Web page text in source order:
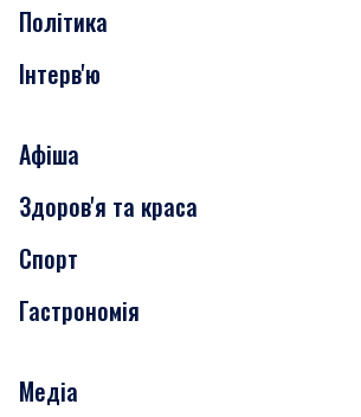
Політика
Інтерв'ю
Афіша
Сьогодні
Завтра
Субота
Здоров'я та краса
Медицина
Краса
Спорт
Гастрономія
Рецепти
Медіа